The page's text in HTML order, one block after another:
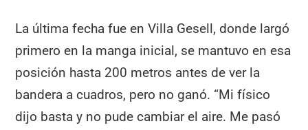
La última fecha fue en Villa Gesell, donde largó
primero en la manga inicial, se mantuvo en esa
posición hasta 200 metros antes de ver la
bandera a cuadros, pero no ganó. “Mi físico
dijo basta y no pude cambiar el aire. Me pasó